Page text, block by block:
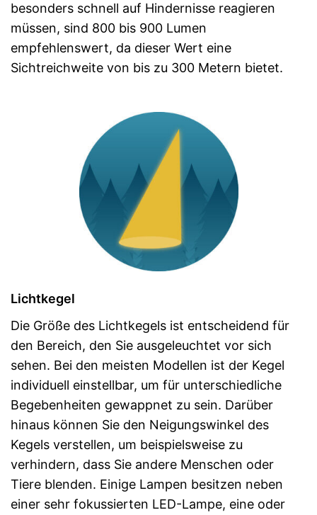
besonders schnell auf Hindernisse reagieren
müssen, sind 800 bis 900 Lumen
empfehlenswert, da dieser Wert eine
Sichtreichweite von bis zu 300 Metern bietet.
Lichtkegel
Die Größe des Lichtkegels ist entscheidend für
den Bereich, den Sie ausgeleuchtet vor sich
sehen. Bei den meisten Modellen ist der Kegel
individuell einstellbar, um für unterschiedliche
Begebenheiten gewappnet zu sein. Darüber
hinaus können Sie den Neigungswinkel des
Kegels verstellen, um beispielsweise zu
verhindern, dass Sie andere Menschen oder
Tiere blenden. Einige Lampen besitzen neben
einer sehr fokussierten LED-Lampe, eine oder